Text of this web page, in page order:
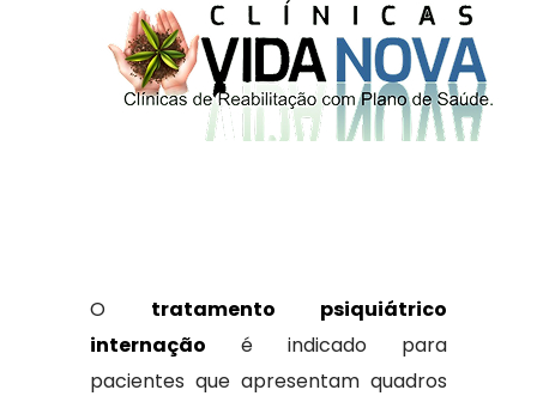
O tratamento psiquiátrico
internação é indicado para
pacientes que apresentam quadros